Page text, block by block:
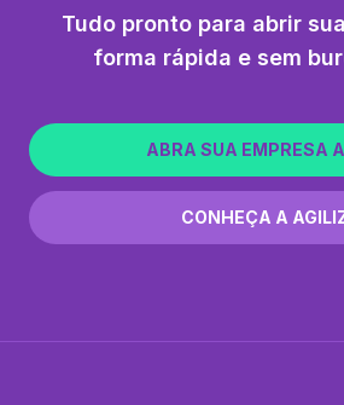
Tudo pronto para abrir
forma rápida e sem
ABRA SUA EMPRESA
CONHEÇA A